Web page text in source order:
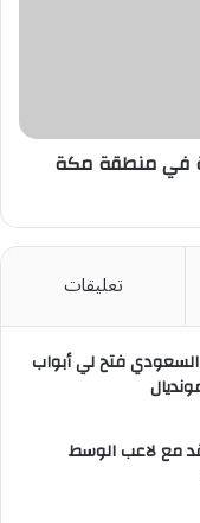
في منطقة مكة
تعليقات
فتح لي أبواب
مع لاعب الوسط